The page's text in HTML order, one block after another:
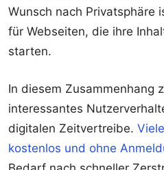
Wunsch nach Privatsphäre
für Webseiten, die ihre
starten.
In diesem Zusammenhang
interessantes
digitalen Zeitvertreibe.
kostenlos und ohne